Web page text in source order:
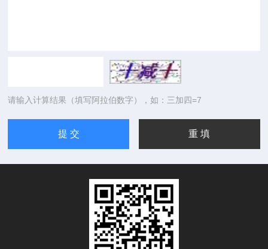
请输入计算结果（填写阿拉伯数字），如：三加四=7